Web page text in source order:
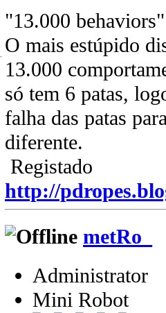
"13.000
O mais estúpido
13.000
só tem 6 patas,
falha das patas
diferente.
Registado
http://
metRo_
Administrator
Mini Robot